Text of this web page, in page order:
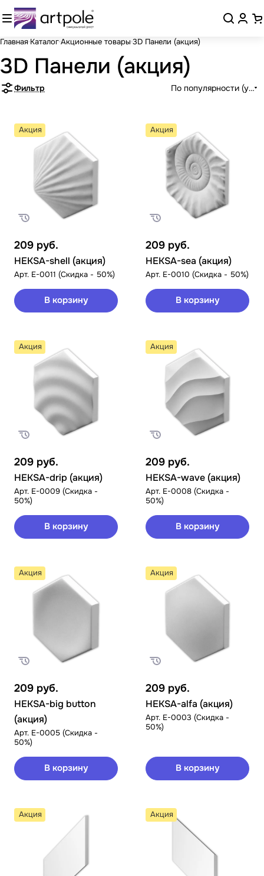
Главная КаталогАкционные товары 3D Панели (акция)
3D Панели (акция)
Фильтр По популярности
Акция
209 руб.
HEKSA-shell (акция)
Арт. E-0011 (Скидка - 50%)
В корзину
Акция
209 руб.
HEKSA-sea (акция)
Арт. E-0010 (Скидка - 50%)
В корзину
Акция
209 руб.
HEKSA-drip (акция)
Арт. E-0009 (Скидка -
50%)
В корзину
Акция
209 руб.
HEKSA-wave (акция)
Арт. E-0008 (Скидка -
50%)
В корзину
Акция
209 руб.
HEKSA-big button
(акция)
Арт. E-0005 (Скидка -
50%)
В корзину
Акция
209 руб.
HEKSA-alfa (акция)
Арт. E-0003 (Скидка -
50%)
В корзину
Акция Акция